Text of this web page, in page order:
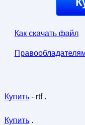
Как скачать файл
Купить- rtf .
Купить.